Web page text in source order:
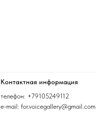
Контактная информация
телефон: +79105249112
e-mail: for.voicegallery@gmail.com